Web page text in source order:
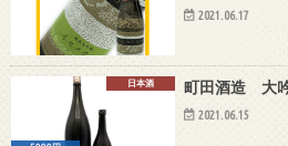
2021.06.17
日本酒 町田酒造 大吟
2021.06.15